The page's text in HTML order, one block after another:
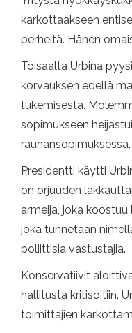
karkottaakseen
perheitä. Hänen
Toisaalta Urbina
korvauksen edellä
tukemisesta.
sopimukseen
rauhansopimuksessa.
Presidentti käytti
on orjuuden
armeija, joka koostuu
joka tunnetaan
poliittisia vastustajia.
Konservatiivit
hallitusta kritisoitiin.
toimittajien